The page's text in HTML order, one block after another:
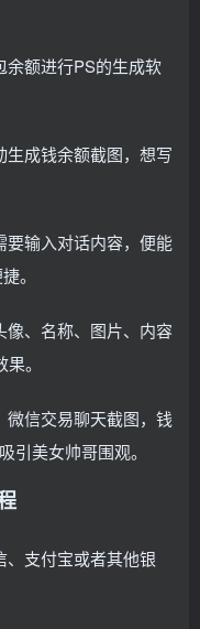
余额进行PS的生成软
成钱余额截图，想写
要输入对话内容，便能
。
、名称、图片、内容
。
信交易聊天截图，钱
引美女帅哥围观。
、支付宝或者其他银